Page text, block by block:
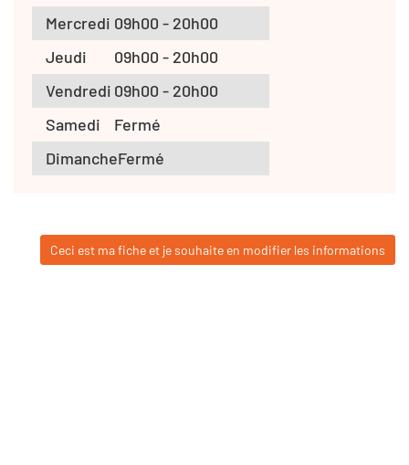
Mercredi 09h00 - 20h00
Jeudi
09h00 - 20h00
Vendredi 09h00 - 20h00
Samedi
Fermé
DimancheFermé
Ceci est ma fiche et je souhaite en modifier les informations